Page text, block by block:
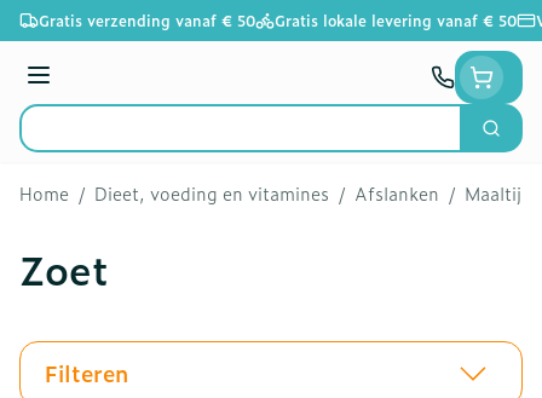
Ga naar de inhoud
Gratis verzending vanaf € 50 Gratis lokale levering vanaf € 50
Menu
Product, merk, categorie...
Zoek
Home / Dieet, voeding en vitamines / Afslanken /
Zoet
Filteren